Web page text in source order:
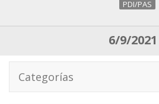
PDI/PAS
6/9/2021
Categorías